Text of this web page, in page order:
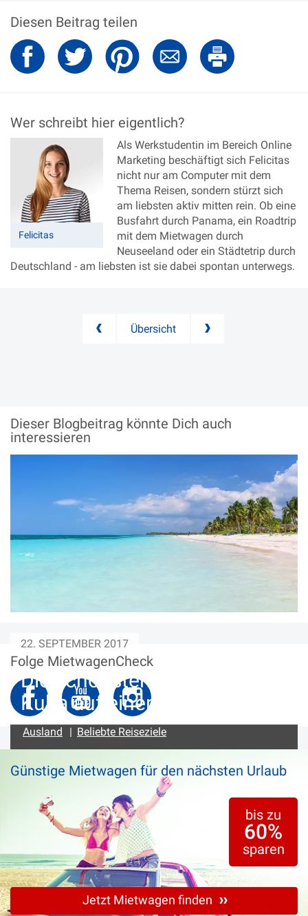
Diesen Beitrag teilen
Wer schreibt hier eigentlich?
Felicitas
Als Werkstudentin im Bereich Online
Marketing beschäftigt sich Felicitas
nicht nur am Computer mit dem
Thema Reisen, sondern stürzt sich
am liebsten aktiv mitten rein. Ob eine
Busfahrt durch Panama, ein Roadtrip
mit dem Mietwagen durch
Neuseeland oder ein Städtetrip durch
Deutschland - am liebsten ist sie dabei spontan unterwegs.
Übersicht
Dieser Blogbeitrag könnte Dich auch
interessieren
22. SEPTEMBER 2017
Die schönsten Strände auf
Kuba auf einen Blick
Ausland | Beliebte Reiseziele
Folge MietwagenCheck
Günstige Mietwagen für den nächsten Urlaub
bis zu
60%
sparen
Jetzt Mietwagen finden